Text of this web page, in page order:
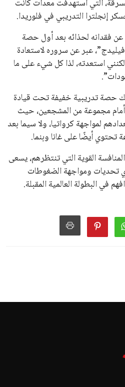
في طريقه للاحتفاظ بمنصبه
للفوز في الانتخابات المقررة عام
انتهاء فترة الترشح في نوفمبر
من الاتحادات القارية المختلفة،
بالإضافة إلى دعم غالبية
وقد ساهمت مجموعة من
المالية لهذه الاتحادات، فضلاً